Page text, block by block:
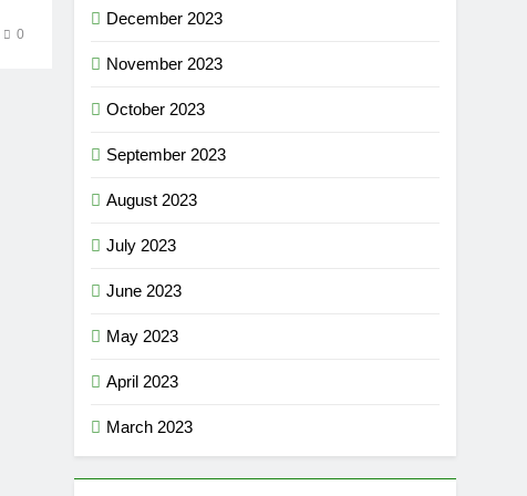
0
December 2023
November 2023
October 2023
September 2023
August 2023
July 2023
June 2023
May 2023
April 2023
March 2023